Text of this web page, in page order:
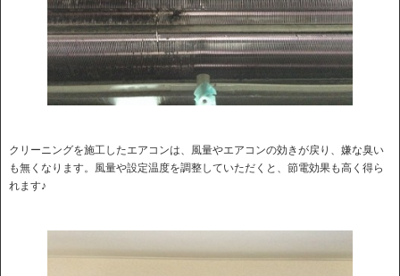
クリーニングを施工したエアコンは、風量やエアコンの効きが戻り、嫌な臭い
も無くなります。風量や設定温度を調整していただくと、節電効果も高く得ら
れます♪